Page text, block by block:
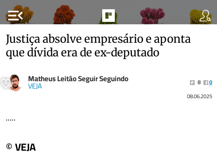
menu_open
Justiça absolve empresário e aponta
que dívida era de ex-deputado
Matheus Leitão Seguir Seguindo
VEJA 8
0
08.06.2025
.....
© VEJA